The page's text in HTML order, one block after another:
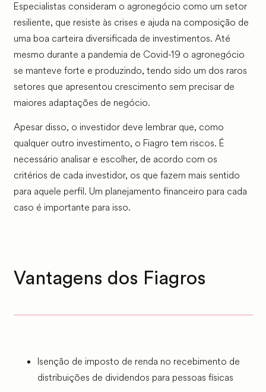
Especialistas consideram o agronegócio como um setor
resiliente, que resiste às crises e ajuda na composição de
uma boa carteira diversificada de investimentos. Até
mesmo durante a pandemia de Covid-19 o agronegócio
se manteve forte e produzindo, tendo sido um dos raros
setores que apresentou crescimento sem precisar de
maiores adaptações de negócio.
Apesar disso, o investidor deve lembrar que, como
qualquer outro investimento, o Fiagro tem riscos. É
necessário analisar e escolher, de acordo com os
critérios de cada investidor, os que fazem mais sentido
para aquele perfil. Um planejamento financeiro para cada
caso é importante para isso.
Vantagens dos Fiagros
Isenção de imposto de renda no recebimento de
distribuições de dividendos para pessoas físicas